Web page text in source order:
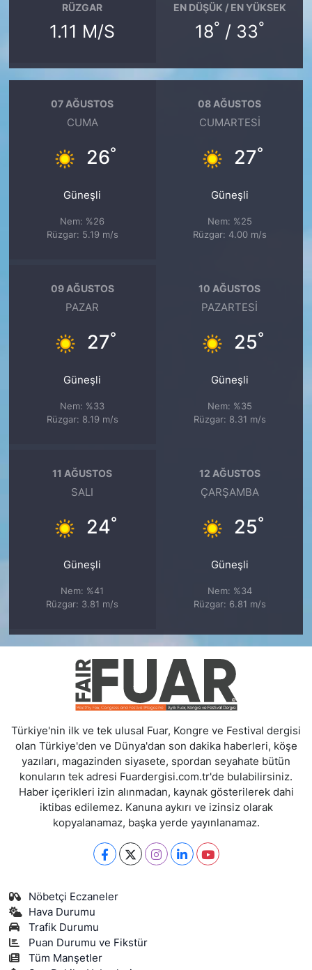
RÜZGAR
1.11 M/S
EN DÜŞÜK / EN YÜKSEK
18° / 33°
07 AĞUSTOS
CUMA
26°
Güneşli
Nem: %26
Rüzgar: 5.19 m/s
08 AĞUSTOS
CUMARTESI
27°
Güneşli
Nem: %25
Rüzgar: 4.00 m/s
09 AĞUSTOS
PAZAR
27°
Güneşli
Nem: %33
Rüzgar: 8.19 m/s
10 AĞUSTOS
PAZARTESI
25°
Güneşli
Nem: %35
Rüzgar: 8.31 m/s
11 AĞUSTOS
SALI
24°
Güneşli
Nem: %41
Rüzgar: 3.81 m/s
12 AĞUSTOS
ÇARŞAMBA
25°
Güneşli
Nem: %34
Rüzgar: 6.81 m/s
Türkiye'nin ilk ve tek ulusal Fuar, Kongre ve Festival dergisi
olan Türkiye'den ve Dünya'dan son dakika haberleri, köşe
yazıları, magazinden siyasete, spordan seyahate bütün
konuların tek adresi Fuardergisi.com.tr'de bulabilirsiniz.
Haber içerikleri izin alınmadan, kaynak gösterilerek dahi
iktibas edilemez. Kanuna aykırı ve izinsiz olarak
kopyalanamaz, başka yerde yayınlanamaz.
Nöbetçi Eczaneler
Hava Durumu
Trafik Durumu
Puan Durumu ve Fikstür
Tüm Manşetler